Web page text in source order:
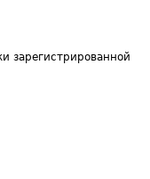
зарегистрированной